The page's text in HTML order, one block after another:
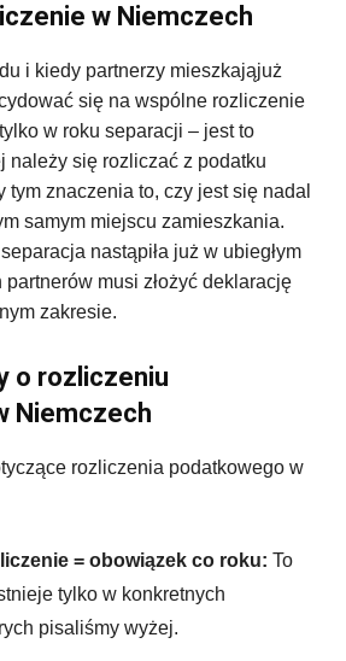
w Niemczech
i kiedy partnerzy mieszkająjuż
się na wspólne rozliczenie
w roku separacji – jest to
należy się rozliczać z podatku
tym znaczenia to, czy jest się nadal
samym miejscu zamieszkania.
nastąpiła już w ubiegłym
partnerów musi złożyć deklarację
zakresie.
o rozliczeniu
Niemczech
rozliczenia podatkowego w
= obowiązek co roku: To
tylko w konkretnych
pisaliśmy wyżej.